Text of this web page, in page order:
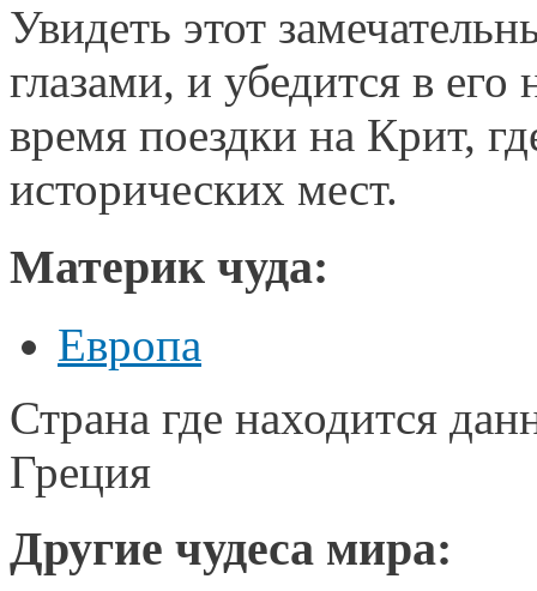
Увидеть этот
глазами, и убедится в
время поездки на Крит,
исторических мест.
Материк чуда:
Европа
Страна где находится
Греция
Другие чудеса мира: